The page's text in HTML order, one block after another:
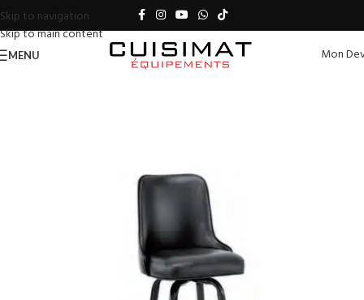
Skip to navigation
Skip to main content
MENU Mon